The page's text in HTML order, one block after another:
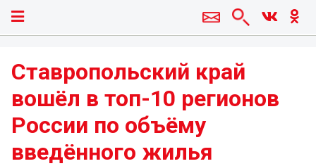
Ставропольский край
вошёл в топ-10 регионов
России по объёму
введённого жилья